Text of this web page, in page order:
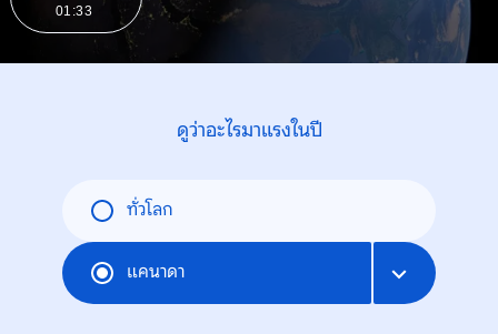
01:33
ดูว่าอะไรมาแรงในปี
ทั่วโลก
แคนาดา